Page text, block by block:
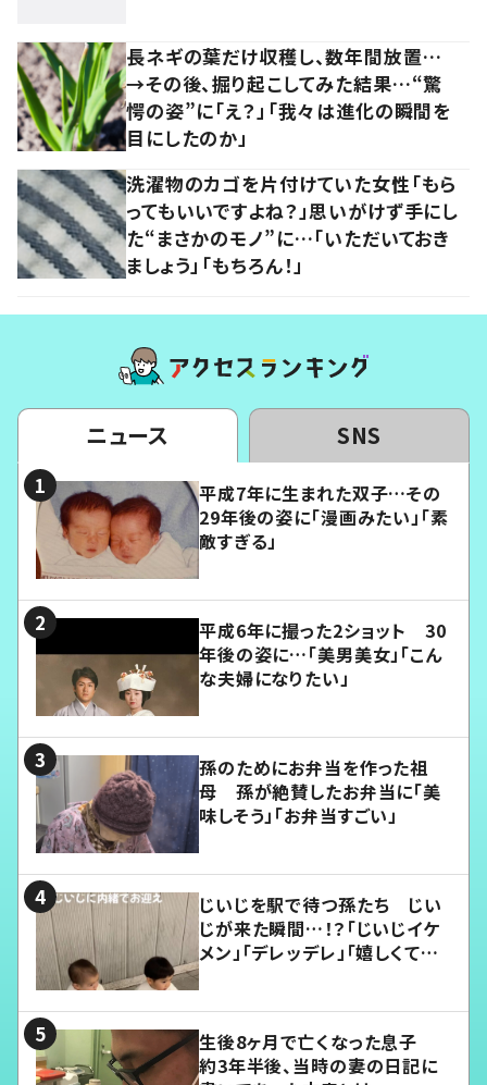
長ネギの葉だけ収穫し、数年間放置…
→その後、掘り起こしてみた結果…“驚
愕の姿”に「え？」「我々は進化の瞬間を
目にしたのか」
洗濯物のカゴを片付けていた女性「もら
ってもいいですよね？」思いがけず手にし
た“まさかのモノ”に…「いただいておき
ましょう」「もちろん！」
ニュース SNS
平成7年に生まれた双子…その
29年後の姿に「漫画みたい」「素
敵すぎる」
平成6年に撮った2ショット 30
年後の姿に…「美男美女」「こん
な夫婦になりたい」
孫のためにお弁当を作った祖
母 孫が絶賛したお弁当に「美
味しそう」「お弁当すごい」
じいじを駅で待つ孫たち じい
じが来た瞬間…！？「じいじイケ
メン」「デレッデレ」「嬉しくて可
生後8ヶ月で亡くなった息子
約3年半後、当時の妻の日記に